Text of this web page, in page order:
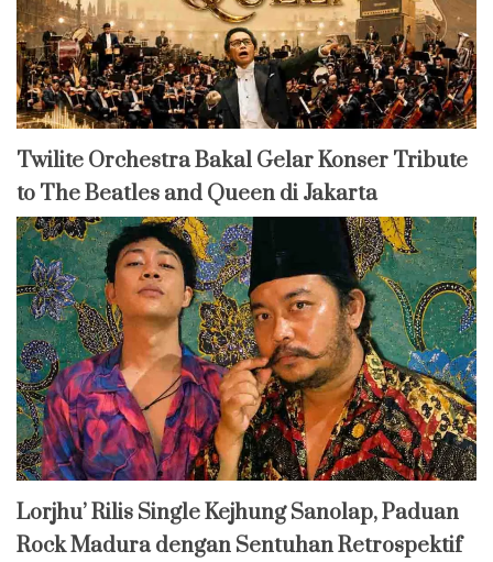
Twilite Orchestra Bakal Gelar Konser Tribute
to The Beatles and Queen di Jakarta
Lorjhu’ Rilis Single Kejhung Sanolap, Paduan
Rock Madura dengan Sentuhan Retrospektif